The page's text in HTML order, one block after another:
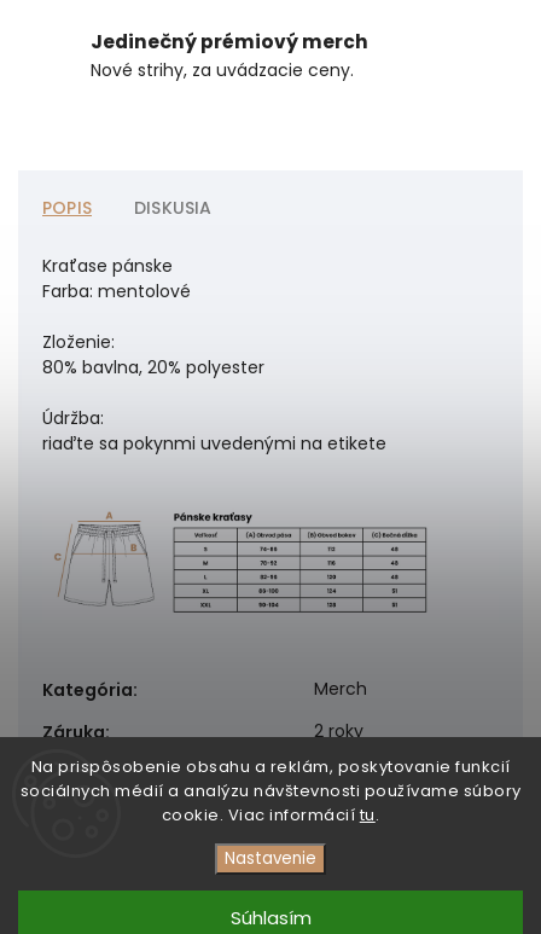
Na prispôsobenie obsahu a reklám, poskytovanie funkcií
sociálnych médií a analýzu návštevnosti používame súbory
cookie. Viac informácií tu.
Nastavenie
Súhlasím
Jedinečný prémiový merch
Nové strihy, za uvádzacie ceny.
POPIS DISKUSIA
Kraťase pánske
Farba: mentolové
Zloženie:
80% bavlna, 20% polyester
Údržba:
riaďte sa pokynmi uvedenými na etikete
Kategória:
Merch
Záruka: 2 roky
DezertMusic. Všetky práva vyhradené.
Upraviť nastavenie cookies